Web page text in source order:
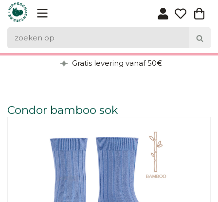
Gratis levering vanaf 50€
Condor bamboo sok